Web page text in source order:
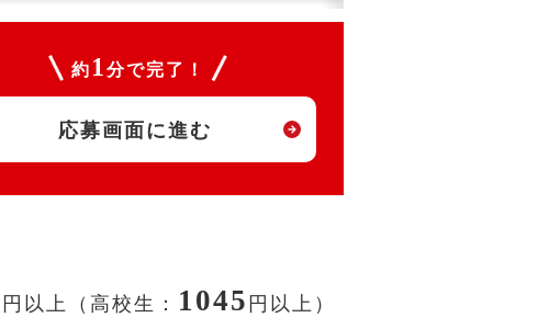
約 1 分で完了！
応募画面に進む
円 以上（高校生： 1045 円 以上）